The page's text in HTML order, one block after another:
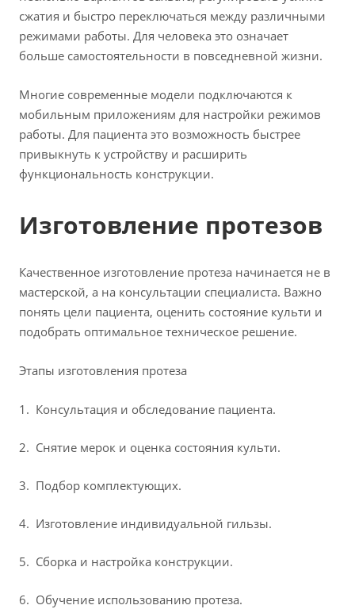
сжатия и быстро переключаться между различными
режимами работы. Для человека это означает
больше самостоятельности в повседневной жизни.
Многие современные модели подключаются к
мобильным приложениям для настройки режимов
работы. Для пациента это возможность быстрее
привыкнуть к устройству и расширить
функциональность конструкции.
Изготовление протезов
Качественное изготовление протеза начинается не в
мастерской, а на консультации специалиста. Важно
понять цели пациента, оценить состояние культи и
подобрать оптимальное техническое решение.
Этапы изготовления протеза
Консультация и обследование пациента.
Снятие мерок и оценка состояния культи.
Подбор комплектующих.
Изготовление индивидуальной гильзы.
Сборка и настройка конструкции.
Обучение использованию протеза.